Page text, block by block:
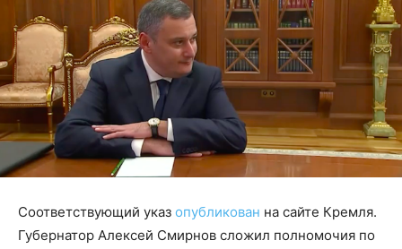
Соответствующий указ опубликован на сайте Кремля.
Губернатор Алексей Смирнов сложил полномочия по